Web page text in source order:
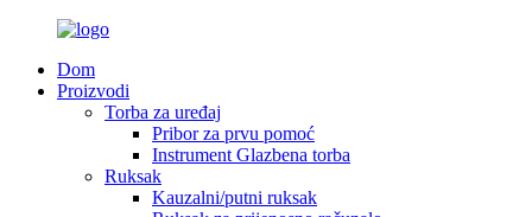
Dom
Proizvodi
Torba za uređaj
Pribor za prvu pomoć
Instrument Glazbena torba
Ruksak
Kauzalni/putni ruksak